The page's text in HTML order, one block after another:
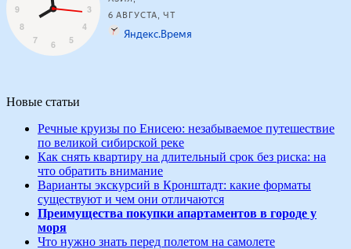
Новые статьи
Речные круизы по Енисею: незабываемое путешествие
по великой сибирской реке
Как снять квартиру на длительный срок без риска: на
что обратить внимание
Варианты экскурсий в Кронштадт: какие форматы
существуют и чем они отличаются
Преимущества покупки апартаментов в городе у
моря
Что нужно знать перед полетом на самолете